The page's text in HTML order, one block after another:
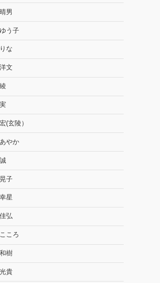
男
う子
な
文
(玄陵）
やか
子
星
弘
ころ
樹
貴